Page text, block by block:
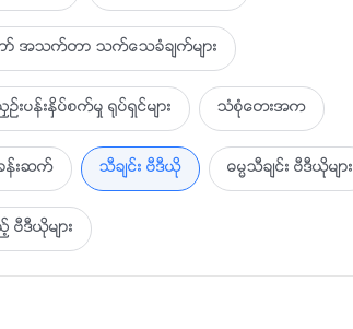
ာ္ အသက္တာ သက္ေသခံခ်က္မ်ား
းပန္းႏွိပ္စက္မႈ ႐ုပ္ရွင္မ်ား သံစုံေတးအက
န္းဆက္ သီခ်င္း ဗီဒီယို ဓမၼသီခ်င္း ဗီဒီယိုမ်ား
ဗီဒီယိုမ်ား